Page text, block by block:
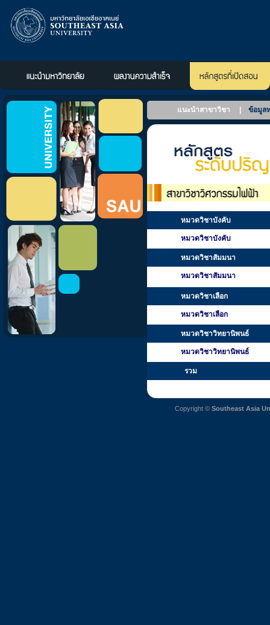
แนะนำสาขาวิชา ข้อมูล
หมวดวิชาบังคับ
หมวดวิชาบังคับ
หมวดวิชาสัมมนา
หมวดวิชาสัมมนา
หมวดวิชาเลือก
หมวดวิชาเลือก
หมวดวิชาวิทยานิพนธ์
หมวดวิชาวิทยานิพนธ์
รวม
Copyright © Southeast Asia